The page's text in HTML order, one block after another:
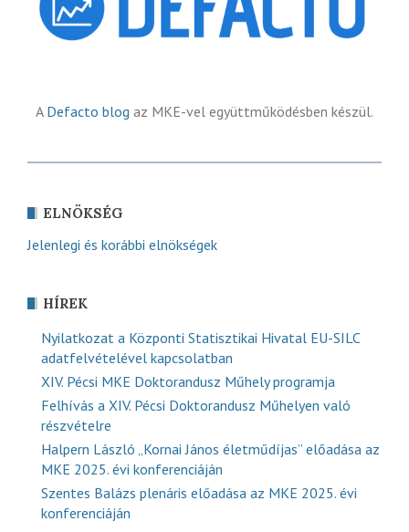
A Defacto blog az MKE-vel együttműködésben készül.
ELNÖKSÉG
Jelenlegi és korábbi elnökségek
HÍREK
Nyilatkozat a Központi Statisztikai Hivatal EU-SILC
adatfelvételével kapcsolatban
XIV. Pécsi MKE Doktorandusz Műhely programja
Felhívás a XIV. Pécsi Doktorandusz Műhelyen való
részvételre
Halpern László „Kornai János életműdíjas” előadása az
MKE 2025. évi konferenciáján
Szentes Balázs plenáris előadása az MKE 2025. évi
konferenciáján